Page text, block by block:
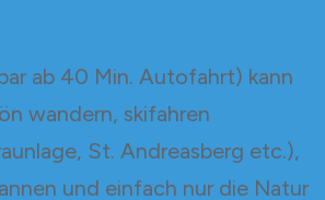
ab 40 Min. Autofahrt) kann
wandern, skifahren
St. Andreasberg etc.),
und einfach nur die Natur